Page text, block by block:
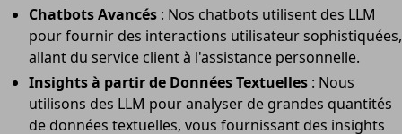
Chatbots Avancés : Nos chatbots utilisent des LLM
pour fournir des interactions utilisateur sophistiquées,
allant du service client à l'assistance personnelle.
Insights à partir de Données Textuelles : Nous
utilisons des LLM pour analyser de grandes quantités
de données textuelles, vous fournissant des insights